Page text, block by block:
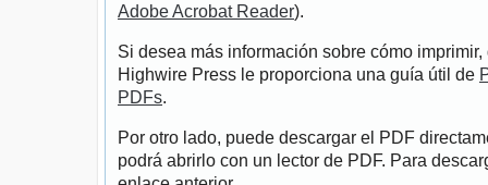
Adobe Acrobat Reader).
Si desea más información sobre cómo
Highwire Press le proporciona una guía útil de
PDFs.
Por otro lado, puede descargar el PDF
podrá abrirlo con un lector de PDF. Para